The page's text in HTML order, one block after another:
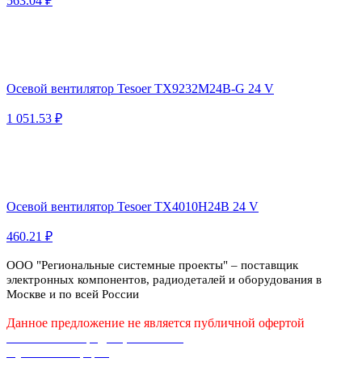
Осевой вентилятор Tesoer TX9232M24B-G 24 V
1 051.53 ₽
Осевой вентилятор Tesoer TX4010H24B 24 V
460.21 ₽
ООО "Региональные системные проекты" – поставщик
электронных компонентов, радиодеталей и оборудования в
Москве и по всей России
Данное предложение не является публичной офертой